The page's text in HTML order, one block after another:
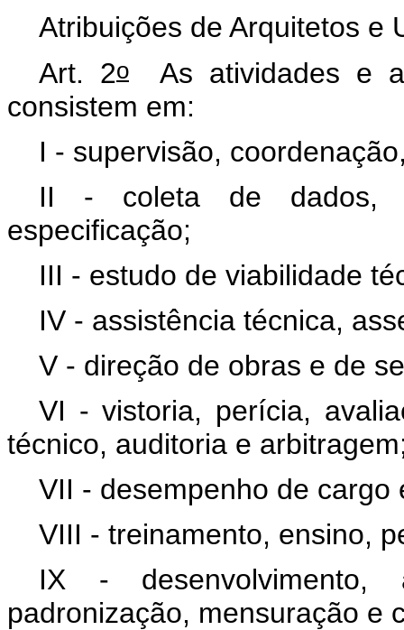
Atribuições de Arquitetos e
Art. 2o As atividades e
consistem em:
I - supervisão,
II - coleta de dados,
especificação;
III - estudo de viabilidade
IV - assistência técnica,
V - direção de obras e de
VI - vistoria, perícia,
técnico, auditoria e
VII - desempenho de
VIII - treinamento, ensino,
IX - desenvolvimento,
padronização, mensuração e